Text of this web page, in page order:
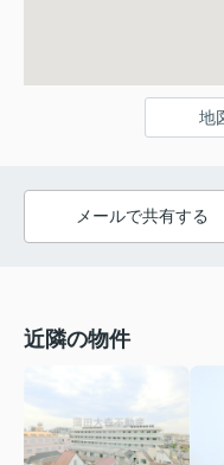
地
メールで共有する
近隣の物件